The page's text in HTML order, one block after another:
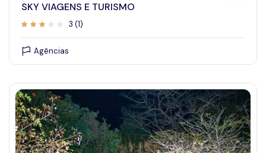
SKY VIAGENS E TURISMO
3 (1)
Agências